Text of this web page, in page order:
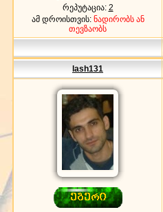
რეპუტაცია: 2
ამ დროისთვის: ნადირობს ან
თევზაობს
lash131